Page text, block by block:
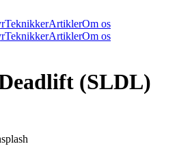
TeknikkerArtiklerOm os
TeknikkerArtiklerOm os
(SLDL)